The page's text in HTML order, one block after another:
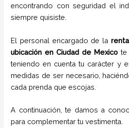
encontrando con seguridad el
siempre quisiste.
El personal encargado de la
ubicación enCiudad de Mexico te
teniendo en cuenta tu carácter y
medidas de ser necesario,
cada prenda que escojas.
A continuación, te damos a
para complementar tu vestimenta.